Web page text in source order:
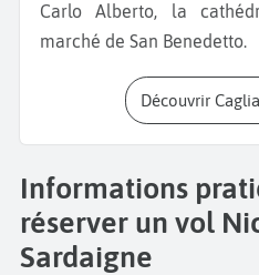
Carlo Alberto, la
marché de San Benedetto.
Découvrir
Informations
réserver un vol
Sardaigne